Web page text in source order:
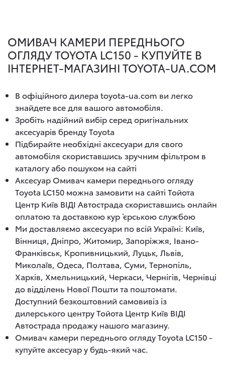
ОМИВАЧ КАМЕРИ ПЕРЕДНЬОГО
ОГЛЯДУ TOYOTA LC150 - КУПУЙТЕ В
ІНТЕРНЕТ-МАГАЗИНІ TOYOTA-UA.COM
В офіційного дилера toyota-ua.com ви легко
знайдете все для вашого автомобіля.
Зробіть надійний вибір серед оригінальних
аксесуарів бренду Toyota
Підбирайте необхідні аксесуари для свого
автомобіля скориставшись зручним фільтром в
каталогу або пошуком на сайті
Аксесуар Омивач камери переднього огляду
Toyota LC150 можна замовити на сайті Тойота
Центр Київ ВІДІ Автострада скориставшись онлайн
оплатою та доставкою кур`єрською службою
Ми доставляємо аксесуари по всій Україні: Київ,
Вінниця, Дніпро, Житомир, Запоріжжя, Івано-
Франківськ, Кропивницький, Луцьк, Львів,
Миколаїв, Одеса, Полтава, Суми, Тернопіль,
Харків, Хмельницький, Черкаси, Чернігів, Чернівці
до відділень Нової Пошти та поштомати.
Доступний безкоштовний самовивіз із
дилерського центру Тойота Центр Київ ВІДІ
Автострада продажу нашого магазину.
Омивач камери переднього огляду Toyota LC150 -
купуйте аксесуар у будь-який час.